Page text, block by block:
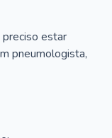
estar
pneumologista,